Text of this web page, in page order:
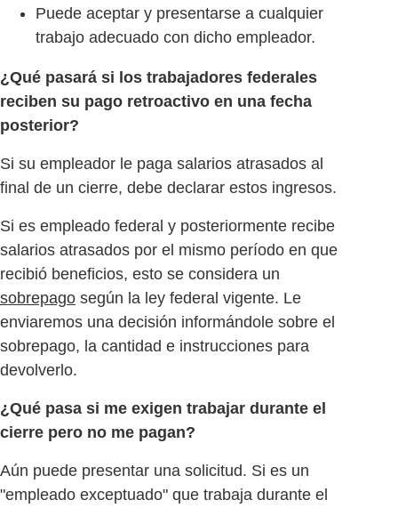
Puede aceptar y presentarse a cualquier
trabajo adecuado con dicho empleador.
¿Qué pasará si los trabajadores federales
reciben su pago retroactivo en una fecha
posterior?
Si su empleador le paga salarios atrasados al
final de un cierre, debe declarar estos ingresos.
Si es empleado federal y posteriormente recibe
salarios atrasados por el mismo período en que
recibió beneficios, esto se considera un
sobrepago según la ley federal vigente. Le
enviaremos una decisión informándole sobre el
sobrepago, la cantidad e instrucciones para
devolverlo.
¿Qué pasa si me exigen trabajar durante el
cierre pero no me pagan?
Aún puede presentar una solicitud. Si es un
"empleado exceptuado" que trabaja durante el